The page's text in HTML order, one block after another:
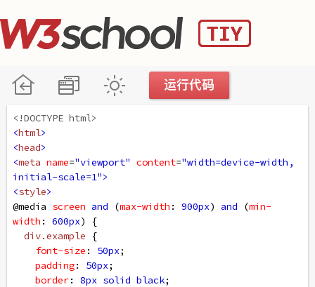
<!DOCTYPE html>
<html>
<head>
<meta name="viewport" content="width=device-width,
initial-scale=1">
<style>
@media screen and (max-width : 900px) and (min-
width : 600px) {
div.example {
font-size : 50px;
padding: 50px;
border: 8px solid black;